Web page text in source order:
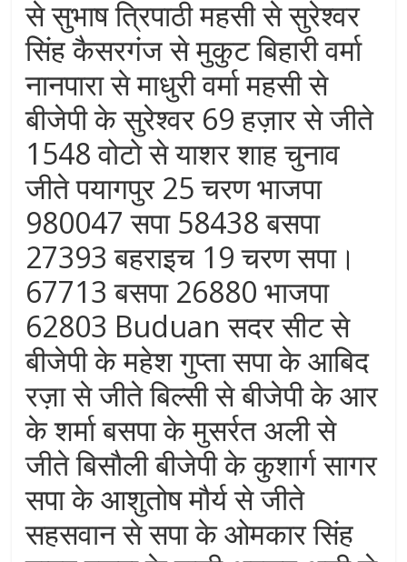
से सुभाष त्रिपाठी महसी से सुरेश्वर
सिंह कैसरगंज से मुकुट बिहारी वर्मा
नानपारा से माधुरी वर्मा महसी से
बीजेपी के सुरेश्वर 69 हज़ार से जीते
1548 वोटो से याशर शाह चुनाव
जीते पयागपुर 25 चरण भाजपा
980047 सपा 58438 बसपा
27393 बहराइच 19 चरण सपा।
67713 बसपा 26880 भाजपा
62803 Buduan सदर सीट से
बीजेपी के महेश गुप्ता सपा के आबिद
रज़ा से जीते बिल्सी से बीजेपी के आर
के शर्मा बसपा के मुसर्रत अली से
जीते बिसौली बीजेपी के कुशार्ग सागर
सपा के आशुतोष मौर्य से जीते
सहसवान से सपा के ओमकार सिंह